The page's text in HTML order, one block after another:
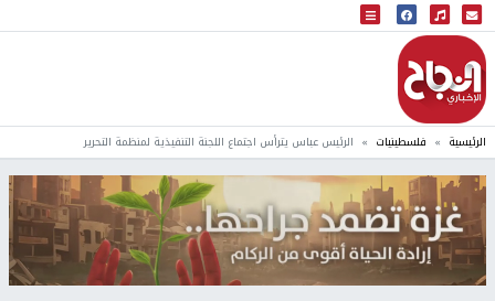
البث المباشر
إذاعة النجاح
الرئيسية فلسطينيات الرئيس عباس يترأس اجتماع اللجنة التنفيذية لمنظمة التحرير